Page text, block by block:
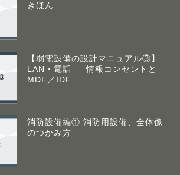
きほん
【弱電設備の設計マニュアル③】
LAN・電話 ― 情報コンセントと
MDF／IDF
消防設備編① 消防用設備、全体像
のつかみ方